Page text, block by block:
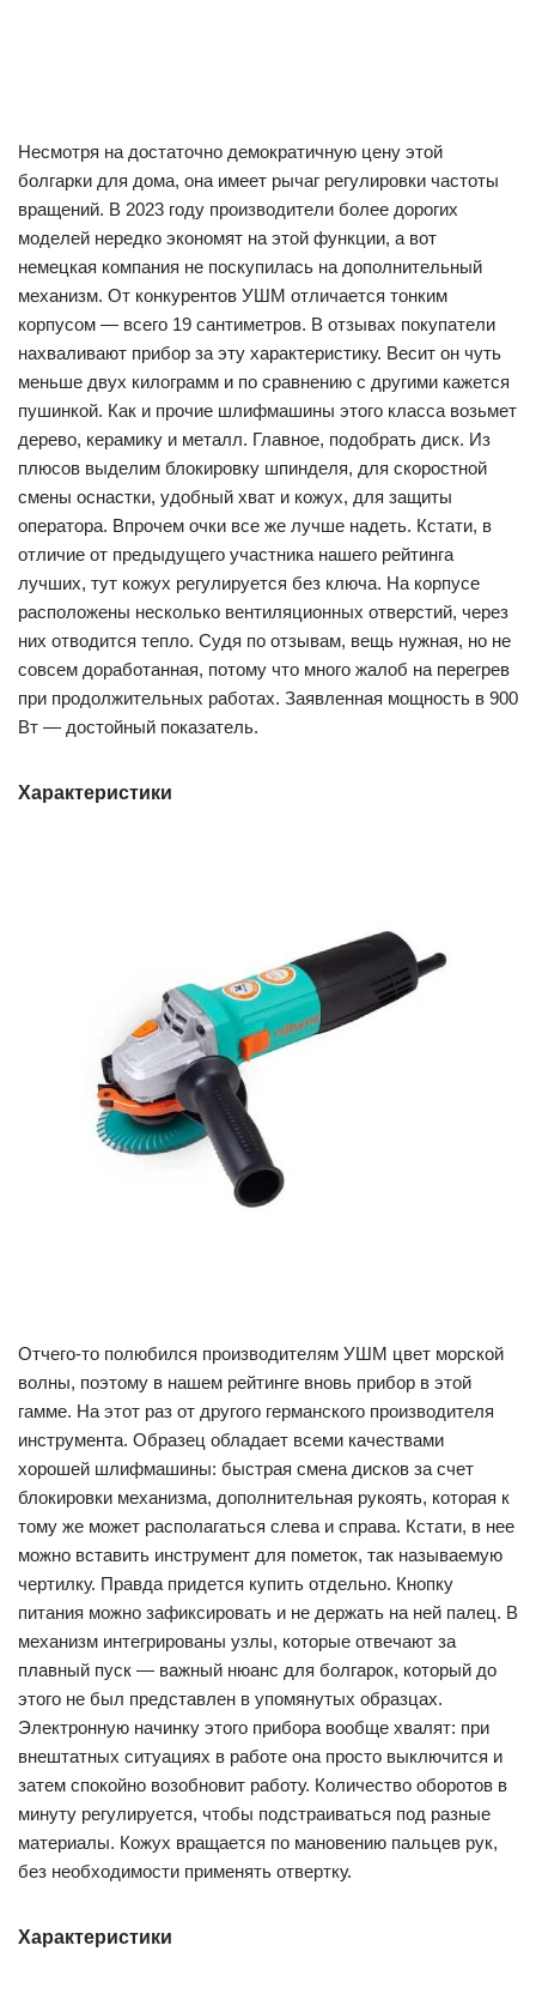
Несмотря на достаточно демократичную цену этой
болгарки для дома, она имеет рычаг регулировки частоты
вращений. В 2023 году производители более дорогих
моделей нередко экономят на этой функции, а вот
немецкая компания не поскупилась на дополнительный
механизм. От конкурентов УШМ отличается тонким
корпусом — всего 19 сантиметров. В отзывах покупатели
нахваливают прибор за эту характеристику. Весит он чуть
меньше двух килограмм и по сравнению с другими кажется
пушинкой. Как и прочие шлифмашины этого класса возьмет
дерево, керамику и металл. Главное, подобрать диск. Из
плюсов выделим блокировку шпинделя, для скоростной
смены оснастки, удобный хват и кожух, для защиты
оператора. Впрочем очки все же лучше надеть. Кстати, в
отличие от предыдущего участника нашего рейтинга
лучших, тут кожух регулируется без ключа. На корпусе
расположены несколько вентиляционных отверстий, через
них отводится тепло. Судя по отзывам, вещь нужная, но не
совсем доработанная, потому что много жалоб на перегрев
при продолжительных работах. Заявленная мощность в 900
Вт — достойный показатель.
Характеристики
Отчего-то полюбился производителям УШМ цвет морской
волны, поэтому в нашем рейтинге вновь прибор в этой
гамме. На этот раз от другого германского производителя
инструмента. Образец обладает всеми качествами
хорошей шлифмашины: быстрая смена дисков за счет
блокировки механизма, дополнительная рукоять, которая к
тому же может располагаться слева и справа. Кстати, в нее
можно вставить инструмент для пометок, так называемую
чертилку. Правда придется купить отдельно. Кнопку
питания можно зафиксировать и не держать на ней палец. В
механизм интегрированы узлы, которые отвечают за
плавный пуск — важный нюанс для болгарок, который до
этого не был представлен в упомянутых образцах.
Электронную начинку этого прибора вообще хвалят: при
внештатных ситуациях в работе она просто выключится и
затем спокойно возобновит работу. Количество оборотов в
минуту регулируется, чтобы подстраиваться под разные
материалы. Кожух вращается по мановению пальцев рук,
без необходимости применять отвертку.
Характеристики